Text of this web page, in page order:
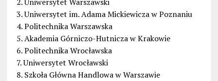
3. Uniwersytet im. Adama Mickiewicza w Poznaniu
4. Politechnika Warszawska
5. Akademia Górniczo-Hutnicza w Krakowie
6. Politechnika Wrocławska
7. Uniwersytet Wrocławski
8. Szkoła Główna Handlowa w Warszawie